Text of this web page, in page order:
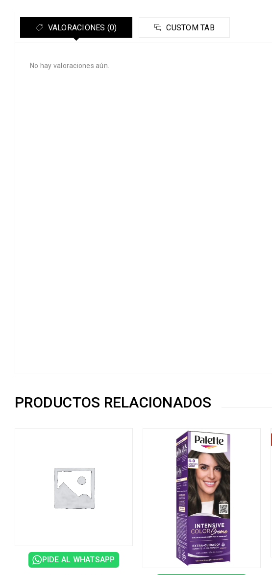
VALORACIONES (0) CUSTOM TAB
No hay valoraciones aún.
PRODUCTOS RELACIONADOS
PIDE AL WHATSAPP